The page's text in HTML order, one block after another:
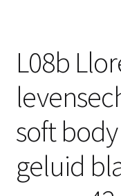
L08b
soft
geluid